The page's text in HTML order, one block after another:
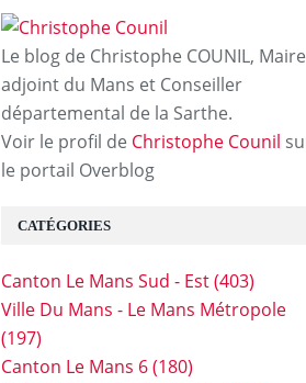
Le blog de Christophe COUNIL,
adjoint du Mans et Conseiller
départemental de la Sarthe.
Voir le profil de Christophe Counil
le portail Overblog
CATÉGORIES
Canton Le Mans Sud - Est(403)
Ville Du Mans - Le Mans Métropole
(197)
Canton Le Mans 6(180)